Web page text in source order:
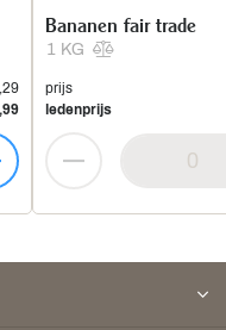
1 KG
Bananen fair trade
prijs
ledenprijs